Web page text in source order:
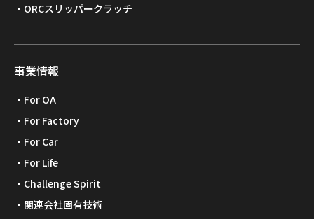
ORCスリッパークラッチ
事業情報
For OA
For Factory
For Car
For Life
Challenge Spirit
関連会社固有技術